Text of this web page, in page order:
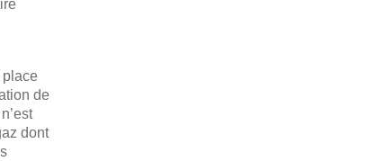
place
de
dont